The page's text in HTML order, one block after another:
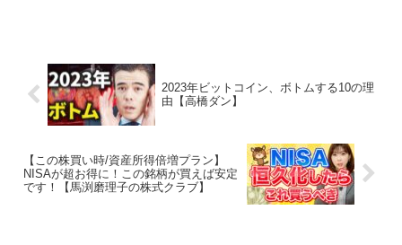
2023年ビットコイン、ボトムする10の理
由【高橋ダン】
【この株買い時/資産所得倍増プラン】
NISAが超お得に！この銘柄が買えば安定
です！【馬渕磨理子の株式クラブ】